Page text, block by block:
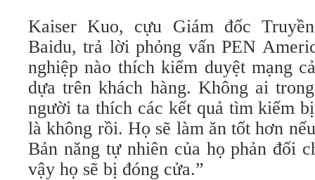
Kaiser Kuo, cựu Giám đốc
Baidu, trả lời phỏng vấn PEN
nghiệp nào thích kiểm duyệt mạng
dựa trên khách hàng. Không ai
người ta thích các kết quả tìm kiếm
là không rồi. Họ sẽ làm ăn tốt hơn
Bản năng tự nhiên của họ phản đối
vậy họ sẽ bị đóng cửa.”